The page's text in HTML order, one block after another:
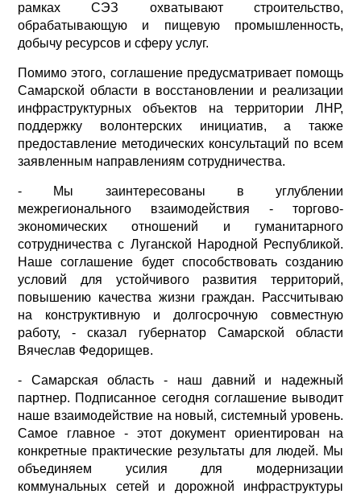
рамках СЭЗ охватывают строительство,
обрабатывающую и пищевую промышленность,
добычу ресурсов и сферу услуг.
Помимо этого, соглашение предусматривает помощь
Самарской области в восстановлении и реализации
инфраструктурных объектов на территории ЛНР,
поддержку волонтерских инициатив, а также
предоставление методических консультаций по всем
заявленным направлениям сотрудничества.
- Мы заинтересованы в углублении
межрегионального взаимодействия - торгово-
экономических отношений и гуманитарного
сотрудничества с Луганской Народной Республикой.
Наше соглашение будет способствовать созданию
условий для устойчивого развития территорий,
повышению качества жизни граждан. Рассчитываю
на конструктивную и долгосрочную совместную
работу, - сказал губернатор Самарской области
Вячеслав Федорищев.
- Самарская область - наш давний и надежный
партнер. Подписанное сегодня соглашение выводит
наше взаимодействие на новый, системный уровень.
Самое главное - этот документ ориентирован на
конкретные практические результаты для людей. Мы
объединяем усилия для модернизации
коммунальных сетей и дорожной инфраструктуры